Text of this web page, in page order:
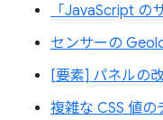
「JavaScript の
センサーの
[要素] パネルの
複雑な CSS 値